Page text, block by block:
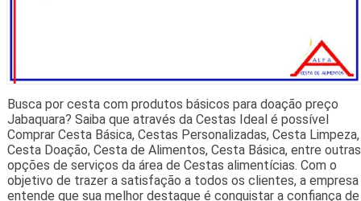
Busca por cesta com produtos básicos para doação preço
Jabaquara? Saiba que através da Cestas Ideal é possível
Comprar Cesta Básica, Cestas Personalizadas, Cesta Limpeza,
Cesta Doação, Cesta de Alimentos, Cesta Básica, entre outras
opções de serviços da área de Cestas alimentícias. Com o
objetivo de trazer a satisfação a todos os clientes, a empresa
entende que sua melhor destaque é conquistar a confiança de